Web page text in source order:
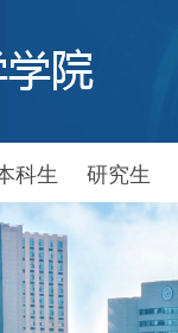
科生 研究生